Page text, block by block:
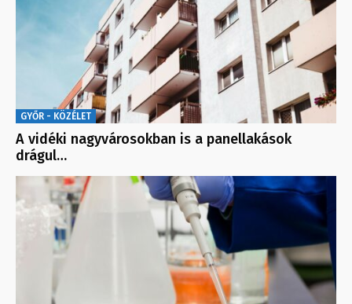
GYŐR - KÖZÉLET
A vidéki nagyvárosokban is a panellakások
drágul…